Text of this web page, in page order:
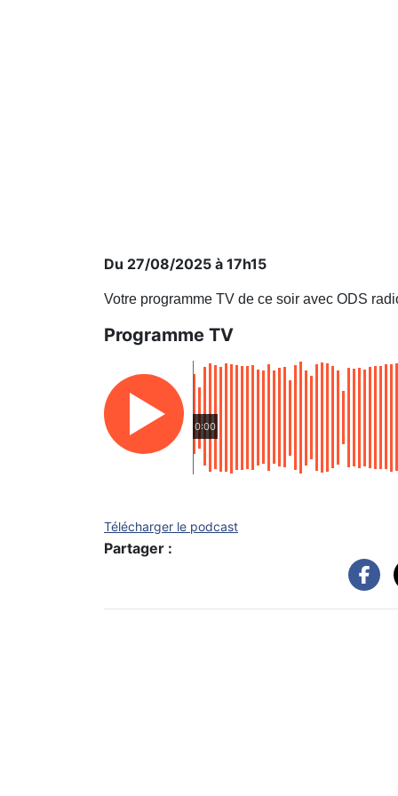
Du 27/08/2025 à 17h15
Votre programme TV de ce soir avec ODS
Programme TV
0:00
Télécharger le podcast
Partager :